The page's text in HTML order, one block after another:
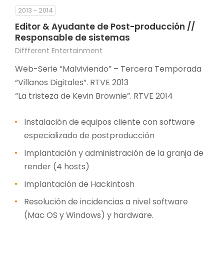
2013 - 2014
Editor & Ayudante de Post-producción //
Responsable de sistemas
Diffferent Entertainment
Web-Serie “Malviviendo” – Tercera Temporada
“Villanos Digitales”. RTVE 2013
“La tristeza de Kevin Brownie”. RTVE 2014
Instalación de equipos cliente con software
especializado de postproducción
Implantación y administración de la granja de
render (4 hosts)
Implantación de Hackintosh
Resolución de incidencias a nivel software
(Mac OS y Windows) y hardware.